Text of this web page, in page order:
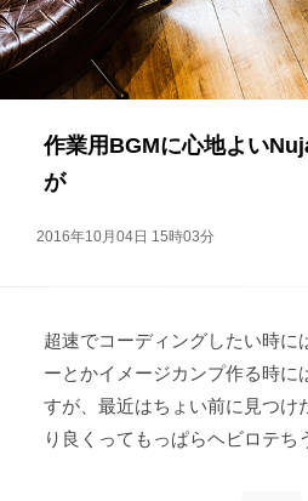
作業用BGMに心地よい
が
2016年10月04日 15時03分
超速でコーディングしたい時に
ーとかイメージカンプ作る時に
すが、最近はちょい前に見つけ
り良くってもっぱらヘビロテち